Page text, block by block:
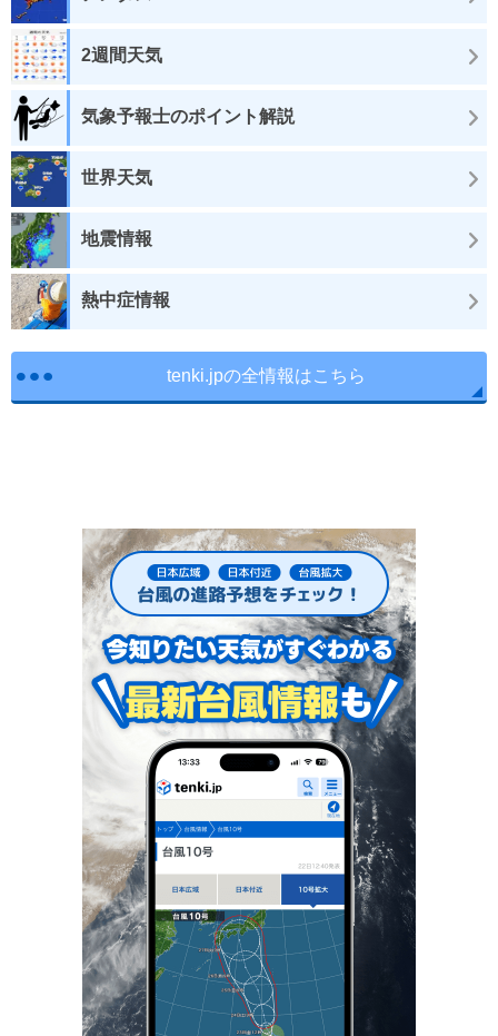
2週間天気
気象予報士のポイント解説
世界天気
地震情報
熱中症情報
tenki.jpの全情報はこちら